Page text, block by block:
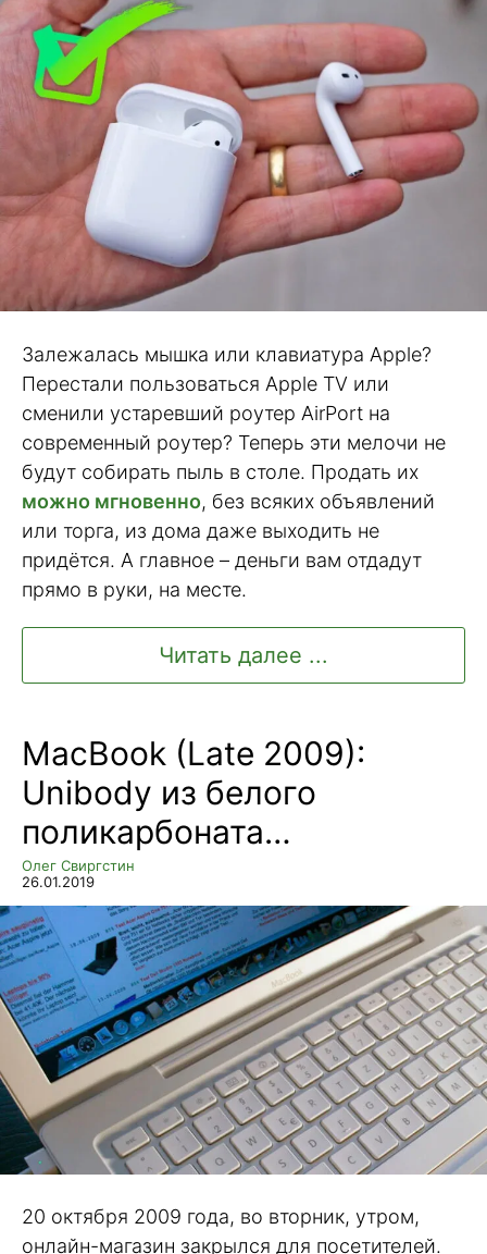
Залежалась мышка или клавиатура Apple?
Перестали пользоваться Apple TV или
сменили устаревший роутер AirPort на
современный роутер? Теперь эти мелочи не
будут собирать пыль в столе. Продать их
можно мгновенно, без всяких объявлений
или торга, из дома даже выходить не
придётся. А главное – деньги вам отдадут
прямо в руки, на месте.
Читать далее ...
MacBook (Late 2009):
Unibody из белого
поликарбоната…
Олег Свиргстин
26.01.2019
20 октября 2009 года, во вторник, утром,
онлайн-магазин закрылся для посетителей.